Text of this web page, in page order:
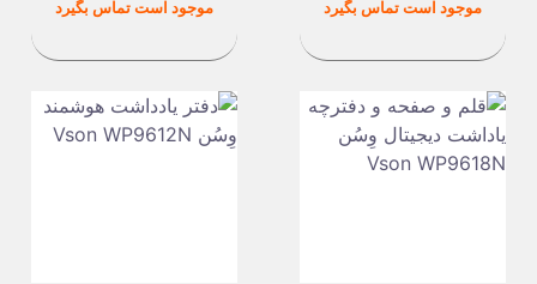
قیمت
موجود است تماس بگیرد قیمت
موجود است تماس بگیرد